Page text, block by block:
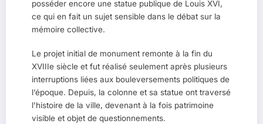
posséder encore une statue publique de Louis XVI,
ce qui en fait un sujet sensible dans le débat sur la
mémoire collective.
Le projet initial de monument remonte à la fin du
XVIIIe siècle et fut réalisé seulement après plusieurs
interruptions liées aux bouleversements politiques de
l’époque. Depuis, la colonne et sa statue ont traversé
l’histoire de la ville, devenant à la fois patrimoine
visible et objet de questionnements.